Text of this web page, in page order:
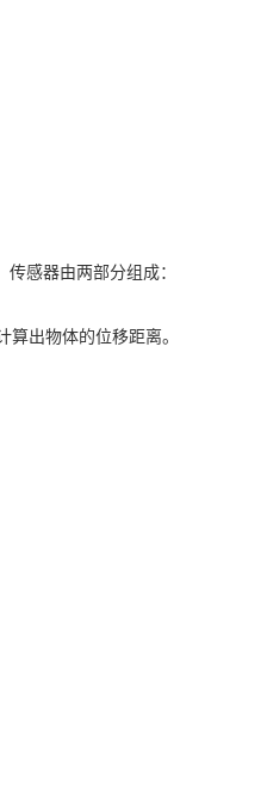
感器由两部分组成：
出物体的位移距离。